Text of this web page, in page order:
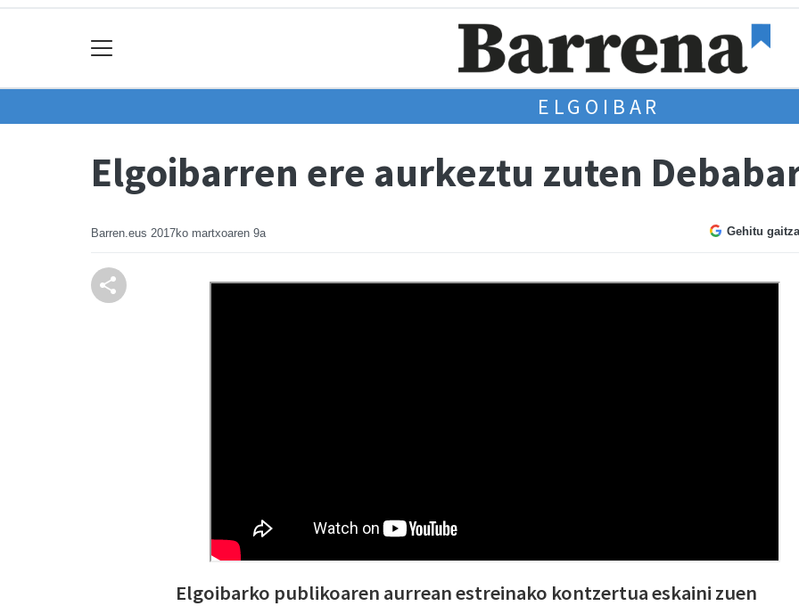
ELGOIBAR
Elgoibarren ere aurkeztu zuten
Barren.eus 2017ko martxoaren 9a Gehitu
Elgoibarko publikoaren aurrean estreinako kontzertua eskaini zuen